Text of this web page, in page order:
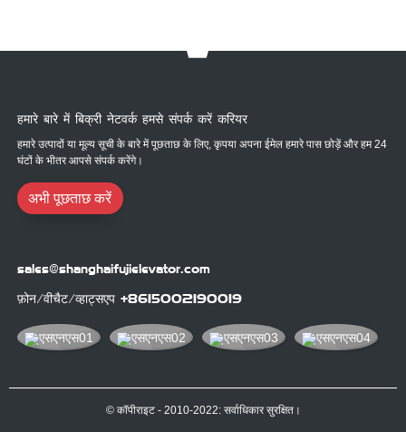
हमारे बारे में बिक्री नेटवर्क हमसे संपर्क करें करियर
हमारे उत्पादों या मूल्य सूची के बारे में पूछताछ के लिए, कृपया अपना ईमेल हमारे पास छोड़ें और हम 24
घंटों के भीतर आपसे संपर्क करेंगे।
अभी पूछताछ करें
sales@shanghaifujielevator.com
फ़ोन/वीचैट/व्हाट्सएप +8615002190019
© कॉपीराइट - 2010-2022: सर्वाधिकार सुरक्षित।